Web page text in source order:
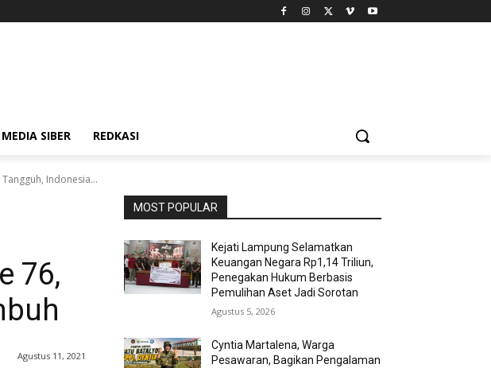
SIBER REDKASI
Indonesia...
76,
Agustus 11, 2021
MOST POPULAR
Kejati Lampung Selamatkan
Keuangan Negara Rp1,14 Triliun,
Penegakan Hukum Berbasis
Pemulihan Aset Jadi Sorotan
Agustus 5, 2026
Cyntia Martalena, Warga
Pesawaran, Bagikan Pengalaman